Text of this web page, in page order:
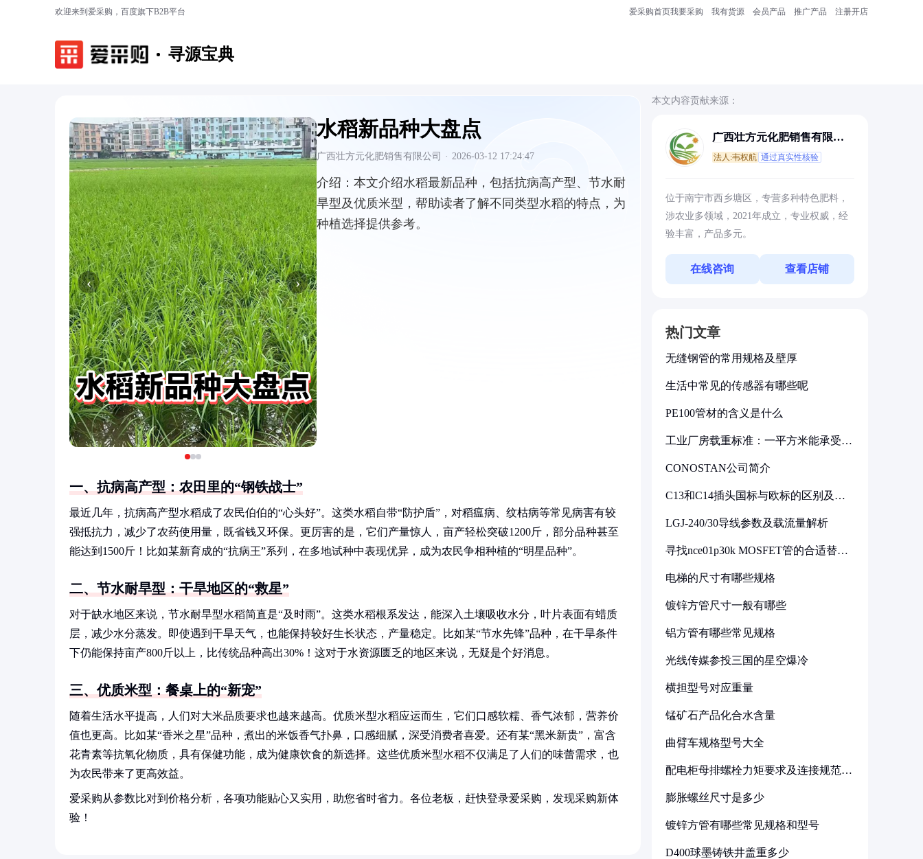
欢迎来到爱采购，百度旗下B2B平台 爱采购首页我要采购 我有货源 会员产品 推广产品 注册开店
寻源宝典
‹ ›
水稻新品种大盘点
广西壮方元化肥销售有限公司 · 2026-03-12 17:24:47
介绍： 本文介绍水稻最新品种，包括抗病高产型、节水耐
旱型及优质米型，帮助读者了解不同类型水稻的特点，为
种植选择提供参考。
一、抗病高产型：农田里的“钢铁战士”
最近几年，抗病高产型水稻成了农民伯伯的“心头好”。这类水稻自带“防护盾”，对稻瘟病、纹枯病等常见病害有较
强抵抗力，减少了农药使用量，既省钱又环保。更厉害的是，它们产量惊人，亩产轻松突破1200斤，部分品种甚至
能达到1500斤！比如某新育成的“抗病王”系列，在多地试种中表现优异，成为农民争相种植的“明星品种”。
二、节水耐旱型：干旱地区的“救星”
对于缺水地区来说，节水耐旱型水稻简直是“及时雨”。这类水稻根系发达，能深入土壤吸收水分，叶片表面有蜡质
层，减少水分蒸发。即使遇到干旱天气，也能保持较好生长状态，产量稳定。比如某“节水先锋”品种，在干旱条件
下仍能保持亩产800斤以上，比传统品种高出30%！这对于水资源匮乏的地区来说，无疑是个好消息。
三、优质米型：餐桌上的“新宠”
随着生活水平提高，人们对大米品质要求也越来越高。优质米型水稻应运而生，它们口感软糯、香气浓郁，营养价
值也更高。比如某“香米之星”品种，煮出的米饭香气扑鼻，口感细腻，深受消费者喜爱。还有某“黑米新贵”，富含
花青素等抗氧化物质，具有保健功能，成为健康饮食的新选择。这些优质米型水稻不仅满足了人们的味蕾需求，也
为农民带来了更高效益。
爱采购从参数比对到价格分析，各项功能贴心又实用，助您省时省力。各位老板，赶快登录爱采购，发现采购新体
验！
本文内容贡献来源：
广西壮方元化肥销售有限公
法人:韦权航 通过真实性核验
位于南宁市西乡塘区，专营多种特色肥料，
涉农业多领域，2021年成立，专业权威，经
验丰富，产品多元。
在线咨询 查看店铺
热门文章
无缝钢管的常用规格及壁厚
生活中常见的传感器有哪些呢
PE100管材的含义是什么
工业厂房载重标准：一平方米能承受多
CONOSTAN公司简介
C13和C14插头国标与欧标的区别及其
LGJ-240/30导线参数及载流量解析
寻找nce01p30k MOSFET管的合适替代
电梯的尺寸有哪些规格
镀锌方管尺寸一般有哪些
铝方管有哪些常见规格
光线传媒参投三国的星空爆冷
横担型号对应重量
锰矿石产品化合水含量
曲臂车规格型号大全
配电柜母排螺栓力矩要求及连接规范详
膨胀螺丝尺寸是多少
镀锌方管有哪些常见规格和型号
D400球墨铸铁井盖重多少